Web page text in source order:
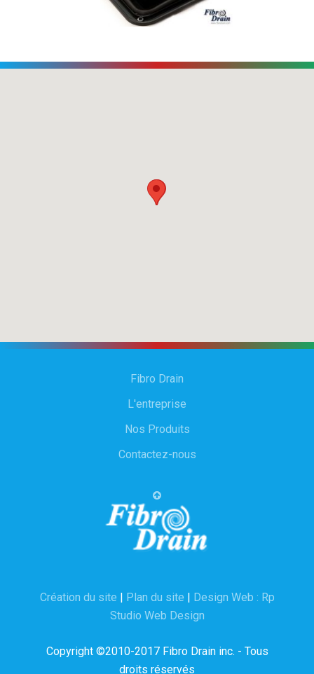
Fibro Drain
L'entreprise
Nos Produits
Contactez-nous
Création du site | Plan du site | Design Web : Rp
Studio Web Design
Copyright ©2010-2017 Fibro Drain inc. - Tous
droits réservés